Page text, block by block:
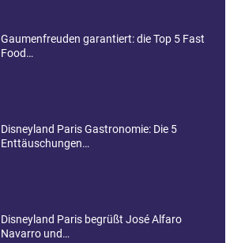
Gaumenfreuden garantiert: die Top 5 Fast
Food…
Disneyland Paris Gastronomie: Die 5
Enttäuschungen…
Disneyland Paris begrüßt José Alfaro
Navarro und…